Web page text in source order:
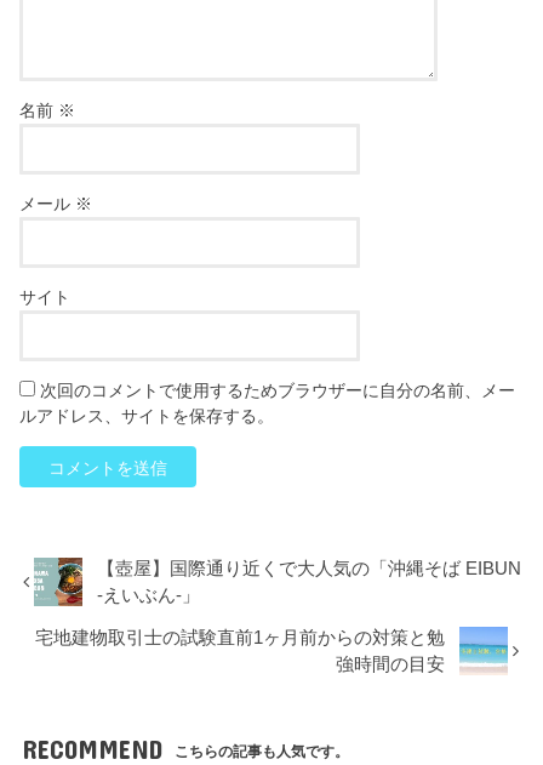
名前 ※
メール ※
サイト
次回のコメントで使用するためブラウザーに自分の名前、メー
ルアドレス、サイトを保存する。
【壺屋】国際通り近くで大人気の「沖縄そば EIBUN
-えいぶん-」
宅地建物取引士の試験直前1ヶ月前からの対策と勉
強時間の目安
RECOMMEND こちらの記事も人気です。